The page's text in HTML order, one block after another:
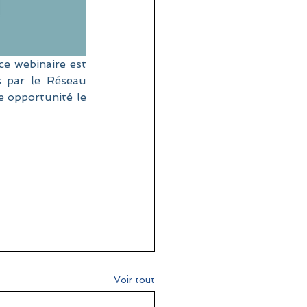
webinaire est
par le Réseau
opportunité le
Voir tout